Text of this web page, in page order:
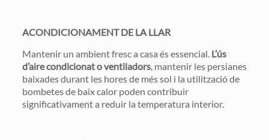
ACONDICIONAMENT DE LA LLAR
Mantenir un ambient fresc a casa és essencial. L’ús
d’aire condicionat o ventiladors, mantenir les persianes
baixades durant les hores de més sol i la utilització de
bombetes de baix calor poden contribuir
significativament a reduir la temperatura interior.